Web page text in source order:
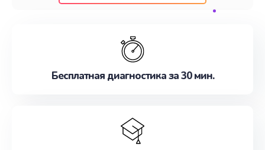
наилучшим образом. Не медлите записаться на
Бесплатная диагностика за 30 мин.